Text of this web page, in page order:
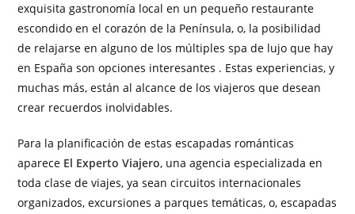
exquisita gastronomía local en un pequeño restaurante
escondido en el corazón de la Península, o, la posibilidad
de relajarse en alguno de los múltiples spa de lujo que hay
en España son opciones interesantes . Estas experiencias, y
muchas más, están al alcance de los viajeros que desean
crear recuerdos inolvidables.
Para la planificación de estas escapadas románticas
aparece El Experto Viajero, una agencia especializada en
toda clase de viajes, ya sean circuitos internacionales
organizados, excursiones a parques temáticas, o, escapadas